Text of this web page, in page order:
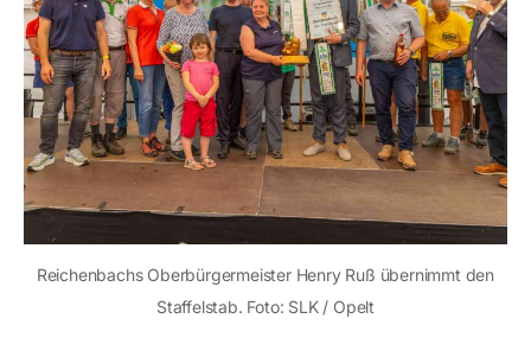
Reichenbachs Oberbürgermeister Henry Ruß übernimmt den
Staffelstab. Foto: SLK / Opelt